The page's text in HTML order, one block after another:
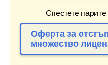
Спестете
Оферта за
множество